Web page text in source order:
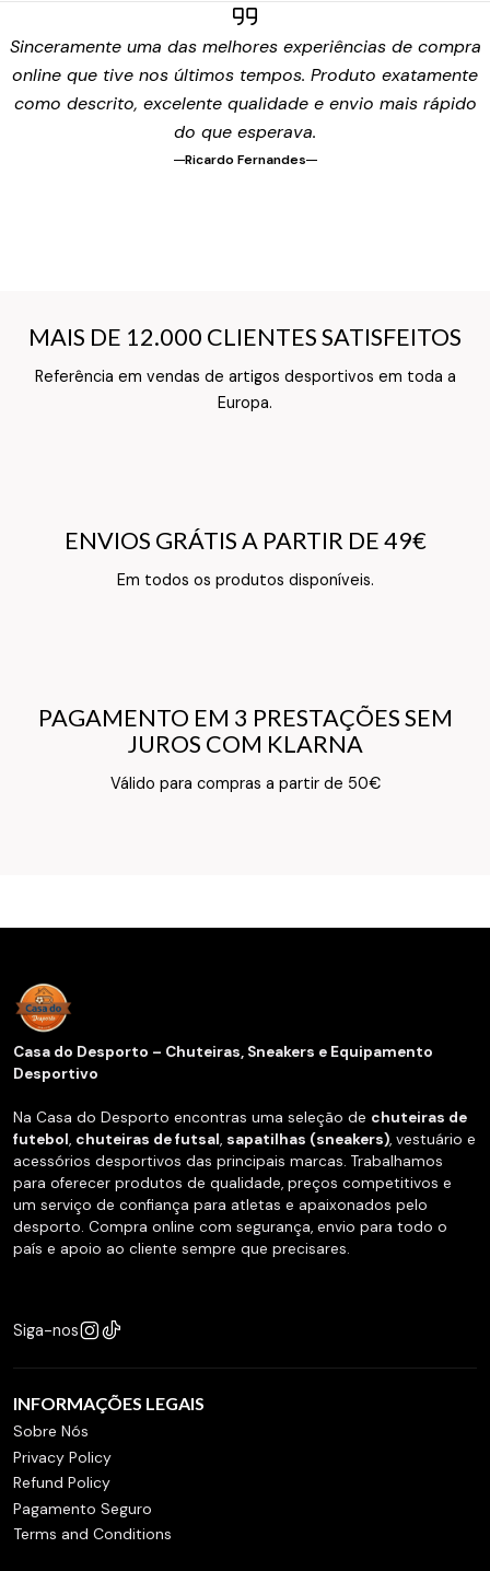
Sinceramente uma das melhores experiências de compra
online que tive nos últimos tempos. Produto exatamente
como descrito, excelente qualidade e envio mais rápido
do que esperava.
Ricardo Fernandes
MAIS DE 12.000 CLIENTES SATISFEITOS
Referência em vendas de artigos desportivos em toda a
Europa.
MAIS DE 12.000 CLIENTES SATISFEITOS
Texto do Verso do Cartão de Informação
ENVIOS GRÁTIS A PARTIR DE 49€
Em todos os produtos disponíveis.
ENVIOS GRÁTIS A PARTIR DE 49€
Texto do Verso do Cartão de Informação
PAGAMENTO EM 3 PRESTAÇÕES SEM
JUROS COM KLARNA
Válido para compras a partir de 50€
PAGAMENTO EM 3 PRESTAÇÕES SEM
JUROS COM KLARNA
Texto do Verso do Cartão de Informação
Casa do Desporto – Chuteiras, Sneakers e Equipamento
Desportivo
Na Casa do Desporto encontras uma seleção de chuteiras de
futebol, chuteiras de futsal, sapatilhas (sneakers), vestuário e
acessórios desportivos das principais marcas. Trabalhamos
para oferecer produtos de qualidade, preços competitivos e
um serviço de confiança para atletas e apaixonados pelo
desporto. Compra online com segurança, envio para todo o
país e apoio ao cliente sempre que precisares.
Siga-nos
INFORMAÇÕES LEGAIS
Sobre Nós
Privacy Policy
Refund Policy
Pagamento Seguro
Terms and Conditions